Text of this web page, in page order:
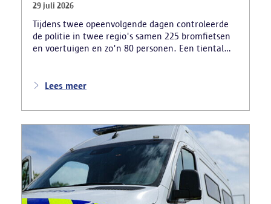
29 juli 2026
Tijdens twee opeenvolgende dagen controleerde
de politie in twee regio's samen 225 bromfietsen
en voertuigen en zo'n 80 personen. Een tiental
beslag genomen. Daarnaast arresteerde de politie
motorblokken en inbrekersmateriaal gevonden.
Lees meer